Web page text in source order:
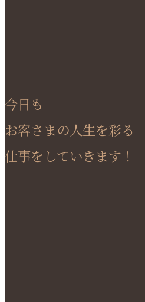
今日も
お客さまの人生を彩る
仕事をしていきます！